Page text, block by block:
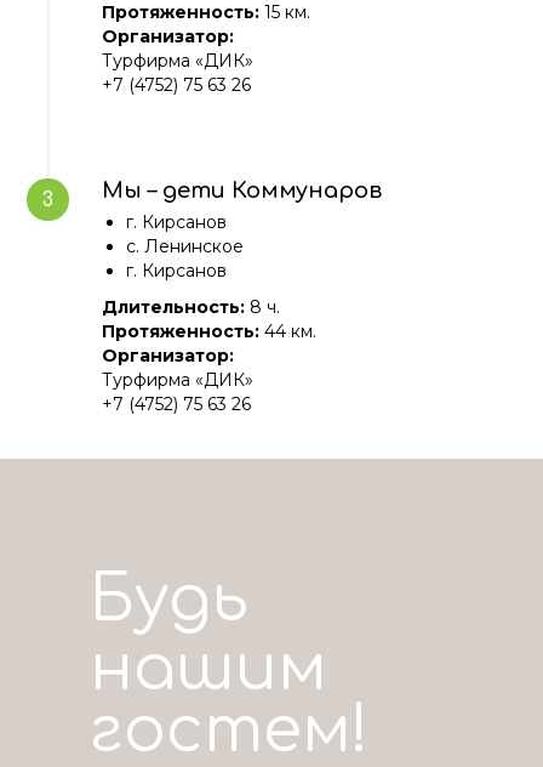
Протяженность: 15 км.
Организатор:
Турфирма «ДИК»
+7 (4752) 75 63 26
Мы – дети Коммунаров
г. Кирсанов
c. Ленинское
г. Кирсанов
Длительность: 8 ч.
Протяженность: 44 км.
Организатор:
Турфирма «ДИК»
+7 (4752) 75 63 26
Будь
нашим
гостем!